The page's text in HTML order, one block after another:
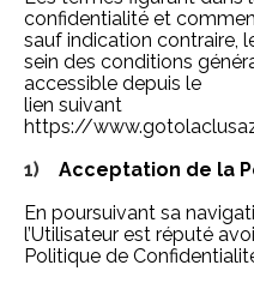
confidentialité et
sauf indication contraire,
sein des conditions
accessible depuis le
lien suivant
https://
1)
Acceptation de la
En poursuivant sa
l’Utilisateur est réputé
Politique de